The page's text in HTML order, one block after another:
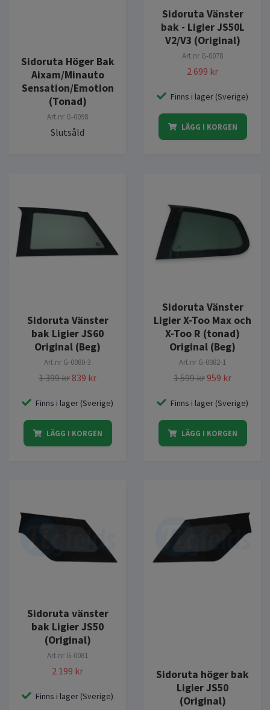
Sidoruta Höger Bak
Aixam/Minauto
Sensation/Emotion
(Tonad)
Art.nr G-0098
Slutsåld
Sidoruta Vänster
bak - Ligier JS50L
V2/V3 (Original)
Art.nr G-0078
2 699 kr
Finns i lager (Sverige)
LÄGG I KORGEN
Sidoruta Vänster
bak Ligier JS60
Original (Beg)
Art.nr G-0080-3
1 399 kr 839 kr
Finns i lager (Sverige)
LÄGG I KORGEN
Sidoruta Vänster
Ligier X-Too Max och
X-Too R (tonad)
Original (Beg)
Art.nr G-0082-1
1 599 kr 959 kr
Finns i lager (Sverige)
LÄGG I KORGEN
Sidoruta vänster
bak Ligier JS50
(Original)
Art.nr G-0081
2 199 kr
Finns i lager (Sverige)
Sidoruta höger bak
Ligier JS50
(Original)